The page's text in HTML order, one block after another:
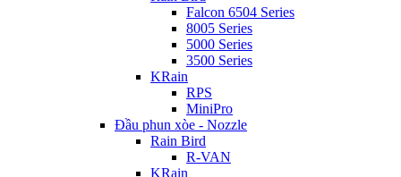
Falcon 6504 Series
8005 Series
5000 Series
3500 Series
KRain
RPS
MiniPro
Đầu phun xòe - Nozzle
Rain Bird
R-VAN
KRain